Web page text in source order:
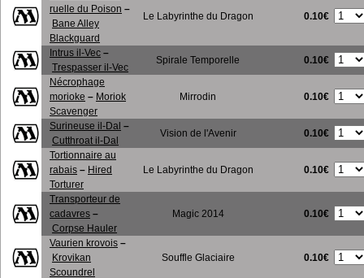
ruelle du Poison –
Bane Alley
Blackguard
Le Labyrinthe du Dragon 0.10€
Intrus il-Vec –
Trespasser il-Vec
Spirale Temporelle 0.10€
Nécrophage
morioke – Moriok
Scavenger
Mirrodin 0.10€
Surineuse il-Dal –
Cutthroat il-Dal
Vision de l'Avenir 0.10€
Tortionnaire au
rabais – Hired
Torturer
Le Labyrinthe du Dragon 0.10€
Transporteur de
cadavres –
Corpse Hauler
Magic 2014 0.10€
Vaurien krovois –
Krovikan
Scoundrel
Souffle Glaciaire 0.10€